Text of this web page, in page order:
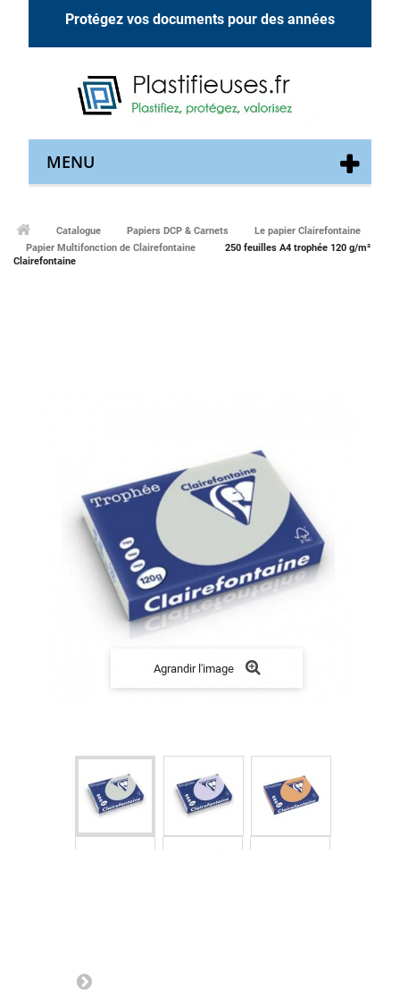
Protégez vos documents pour des années
MENU
Catalogue Papiers DCP & Carnets
Le papier Clairefontaine
Papier Multifonction de Clairefontaine
250 feuilles A4 trophée 120 g/m²
Clairefontaine
Agrandir l'image